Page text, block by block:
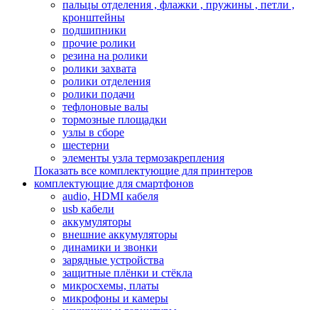
пальцы отделения , флажки , пружины , петли ,
кронштейны
подшипники
прочие ролики
резина на ролики
ролики захвата
ролики отделения
ролики подачи
тефлоновые валы
тормозные площадки
узлы в сборе
шестерни
элементы узла термозакрепления
Показать все комплектующие для принтеров
комплектующие для смартфонов
audio, HDMI кабеля
usb кабели
аккумуляторы
внешние аккумуляторы
динамики и звонки
зарядные устройства
защитные плёнки и стёкла
микросхемы, платы
микрофоны и камеры